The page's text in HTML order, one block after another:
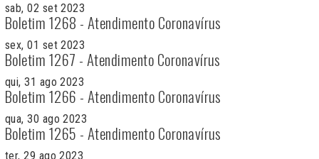
sab, 02 set 2023
Boletim 1268 - Atendimento Coronavírus
sex, 01 set 2023
Boletim 1267 - Atendimento Coronavírus
qui, 31 ago 2023
Boletim 1266 - Atendimento Coronavírus
qua, 30 ago 2023
Boletim 1265 - Atendimento Coronavírus
ter, 29 ago 2023